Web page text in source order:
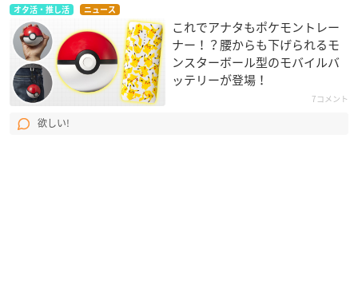
オタ活・推し活 ニュース
これでアナタもポケモントレー
ナー！？腰からも下げられるモ
ンスターボール型のモバイルバ
ッテリーが登場！
7コメント
欲しい!